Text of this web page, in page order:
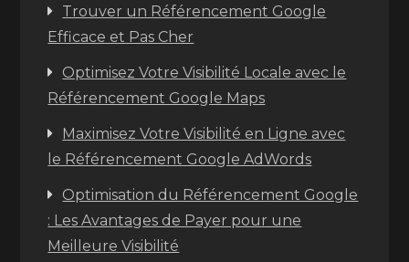
Trouver un Référencement Google
Efficace et Pas Cher
Optimisez Votre Visibilité Locale avec le
Référencement Google Maps
Maximisez Votre Visibilité en Ligne avec
le Référencement Google AdWords
Optimisation du Référencement Google
: Les Avantages de Payer pour une
Meilleure Visibilité